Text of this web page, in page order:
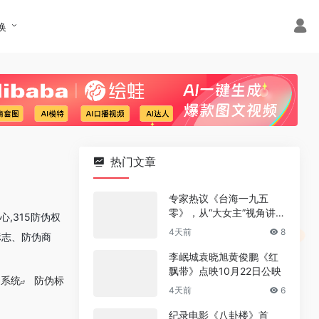
,315防伪权
、防伪商
统 防伪标
热门文章
专家热议《台海一九五
零》，从“大女主”视角讲述
革命信仰
4天前 8
李岷城袁晓旭黄俊鹏《红
飘带》点映10月22日公映
4天前 6
纪录电影《八卦楼》首